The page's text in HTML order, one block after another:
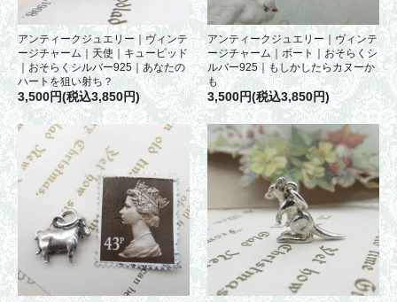
アンティークジュエリー｜ヴィンテ
ージチャーム｜天使｜キューピッド
｜おそらくシルバー925｜あなたの
ハートを狙い射ち？
3,500円(税込3,850円)
アンティークジュエリー｜ヴィンテ
ージチャーム｜ボート｜おそらくシ
ルバー925｜もしかしたらカヌーか
も
3,500円(税込3,850円)